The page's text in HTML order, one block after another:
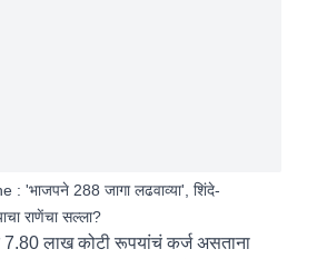
: 'भाजपने 288 जागा लढवाव्या', शिंदे-
राणेंचा सल्ला?
7.80 लाख कोटी रूपयांचं कर्ज असताना